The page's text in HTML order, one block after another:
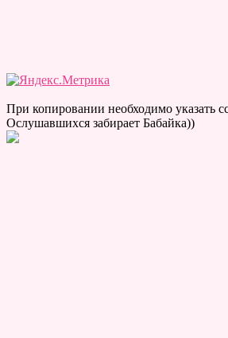
При копировании необходимо указать
Ослушавшихся забирает Бабайка))